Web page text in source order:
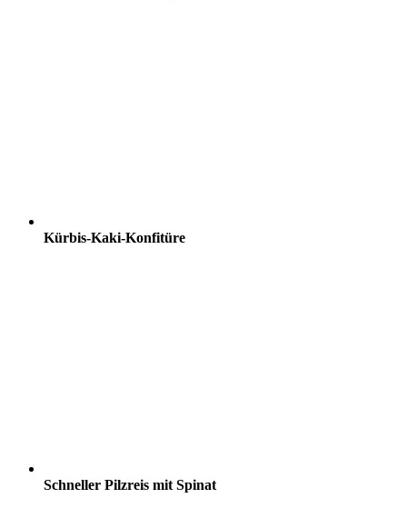
Kürbis-Kaki-Konfitüre
Schneller Pilzreis mit Spinat